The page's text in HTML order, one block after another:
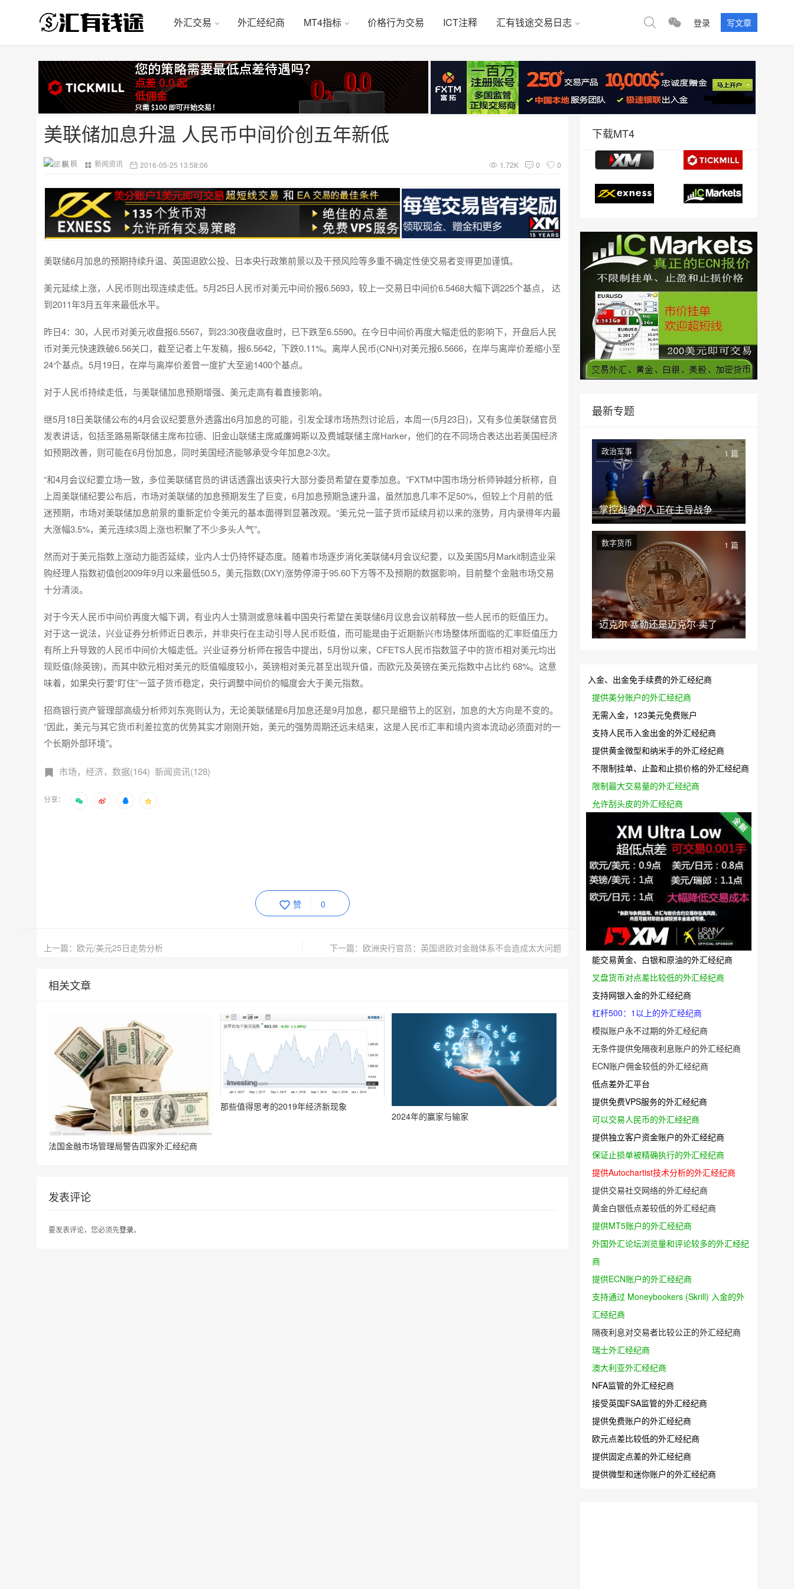
外汇交易 外汇经纪商 MT4指标 价格行为交易 ICT注释 汇有钱途交易日志 登录 写文章
美联储加息升温 人民币中间价创五年新低
邱 枫 新闻资讯 2016-05-25 13:58:06 1.72K 0 0
美联储6月加息的预期持续升温、英国退欧公投、日本央行政策前景以及干预风险等多重不确定性使交易者变得更加谨慎。
美元延续上涨，人民币则出现连续走低。5月25日人民币对美元中间价报6.5693，较上一交易日中间价6.5468大幅下调225个基点， 达
到2011年3月五年来最低水平。
昨日4：30，人民币对美元收盘报6.5567，到23:30夜盘收盘时，已下跌至6.5590。在今日中间价再度大幅走低的影响下，开盘后人民
币对美元快速跌破6.56关口，截至记者上午发稿，报6.5642，下跌0.11%。离岸人民币(CNH)对美元报6.5666，在岸与离岸价差缩小至
24个基点。5月19日，在岸与离岸价差曾一度扩大至逾1400个基点。
对于人民币持续走低，与美联储加息预期增强、美元走高有着直接影响。
继5月18日美联储公布的4月会议纪要意外透露出6月加息的可能，引发全球市场热烈讨论后，本周一(5月23日)，又有多位美联储官员
发表讲话，包括圣路易斯联储主席布拉德、旧金山联储主席威廉姆斯以及费城联储主席Harker，他们的在不同场合表达出若美国经济
如预期改善，则可能在6月份加息，同时美国经济能够承受今年加息2-3次。
“和4月会议纪要立场一致，多位美联储官员的讲话透露出该央行大部分委员希望在夏季加息。”FXTM中国市场分析师钟越分析称，自
上周美联储纪要公布后，市场对美联储的加息预期发生了巨变，6月加息预期急速升温，虽然加息几率不足50%，但较上个月前的低
迷预期，市场对美联储加息前景的重新定价令美元的基本面得到显著改观。“美元兑一篮子货币延续月初以来的涨势，月内录得年内最
大涨幅3.5%，美元连续3周上涨也积聚了不少多头人气”。
然而对于美元指数上涨动力能否延续，业内人士仍持怀疑态度。随着市场逐步消化美联储4月会议纪要，以及美国5月Markit制造业采
购经理人指数初值创2009年9月以来最低50.5，美元指数(DXY)涨势停滞于95.60下方等不及预期的数据影响，目前整个金融市场交易
十分清淡。
对于今天人民币中间价再度大幅下调，有业内人士猜测或意味着中国央行希望在美联储6月议息会议前释放一些人民币的贬值压力。
对于这一说法，兴业证券分析师近日表示，并非央行在主动引导人民币贬值，而可能是由于近期新兴市场整体所面临的汇率贬值压力
有所上升导致的人民币中间价大幅走低。兴业证券分析师在报告中提出，5月份以来，CFETS人民币指数篮子中的货币相对美元均出
现贬值(除英镑)，而其中欧元相对美元的贬值幅度较小，英镑相对美元甚至出现升值，而欧元及英镑在美元指数中占比约 68%。这意
味着，如果央行要“盯住”一篮子货币稳定，央行调整中间价的幅度会大于美元指数。
招商银行资产管理部高级分析师刘东亮则认为，无论美联储是6月加息还是9月加息，都只是细节上的区别，加息的大方向是不变的。
“因此，美元与其它货币利差拉宽的优势其实才刚刚开始，美元的强势周期还远未结束，这是人民币汇率和境内资本流动必须面对的一
个长期外部环境”。
市场，经济，数据(164) 新闻资讯(128)
分享：
赞 0
上一篇：欧元/美元25日走势分析 下一篇：欧洲央行官员：英国退欧对金融体系不会造成太大问题
相关文章
法国金融市场管理局警告四家外汇经纪商
那些值得思考的2019年经济新现象
2024年的赢家与输家
发表评论
要发表评论，您必须先登录。
下载MT4
最新专题
掌控战争的人正在主导战争
政治军事 1 篇
迈克尔·塞勒还是迈克尔·卖了
数字货币 1 篇
入金、出金免手续费的外汇经纪商
提供美分账户的外汇经纪商
无需入金，123美元免费账户
支持人民币入金出金的外汇经纪商
提供黄金微型和纳米手的外汇经纪商
不限制挂单、止盈和止损价格的外汇经纪商
限制最大交易量的外汇经纪商
允许刮头皮的外汇经纪商
能交易黄金、白银和原油的外汇经纪商
叉盘货币对点差比较低的外汇经纪商
支持网银入金的外汇经纪商
杠杆500：1以上的外汇经纪商
模拟账户永不过期的外汇经纪商
无条件提供免隔夜利息账户的外汇经纪商
ECN账户佣金较低的外汇经纪商
低点差外汇平台
提供免费VPS服务的外汇经纪商
可以交易人民币的外汇经纪商
提供独立客户资金账户的外汇经纪商
保证止损单被精确执行的外汇经纪商
提供Autochartist技术分析的外汇经纪商
提供交易社交网络的外汇经纪商
黄金白银低点差较低的外汇经纪商
提供MT5账户的外汇经纪商
外国外汇论坛浏览量和评论较多的外汇经纪
商
提供ECN账户的外汇经纪商
支持通过 Moneybookers (Skrill) 入金的外
汇经纪商
隔夜利息对交易者比较公正的外汇经纪商
瑞士外汇经纪商
澳大利亚外汇经纪商
NFA监管的外汇经纪商
接受英国FSA监管的外汇经纪商
提供免费账户的外汇经纪商
欧元点差比较低的外汇经纪商
提供固定点差的外汇经纪商
提供微型和迷你账户的外汇经纪商